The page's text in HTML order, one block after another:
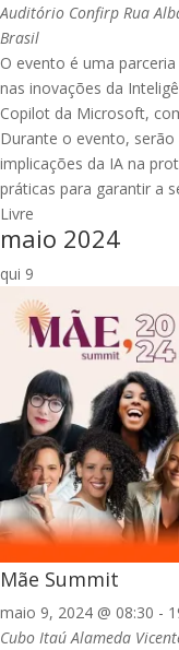
Auditório Confirp Rua
Brasil
O evento é uma
nas inovações da
Copilot da Microsoft,
Durante o evento,
implicações da IA na
práticas para garantir a
Livre
maio 2024
qui 9
Mãe Summit
maio 9, 2024 @ 08:30 -
Cubo ItaúAlameda